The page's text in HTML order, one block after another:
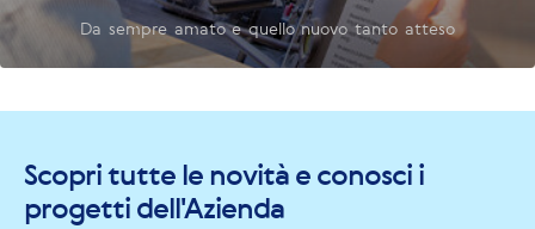
Da sempre amato e quello nuovo tanto atteso
Scopri tutte le novità e conosci i
progetti dell'Azienda